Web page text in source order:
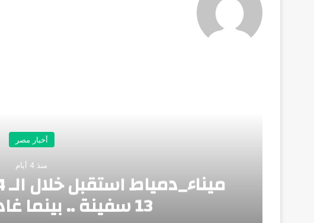
أخبار مصر
منذ 4 أيام
13 سفينة .. بينما غادر 12 سفينة